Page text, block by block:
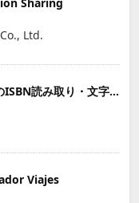
Ltd.
ISBNマネージャー(本のISBN読み取り・文字認識)
Viajes